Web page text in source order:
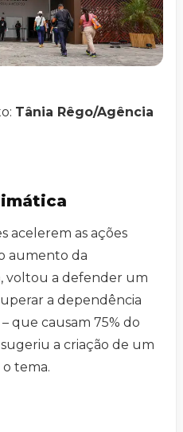
Tânia Rêgo/Agência
acelerem as ações
aumento da
voltou a defender um
a dependência
que causam 75% do
a criação de um
tema.